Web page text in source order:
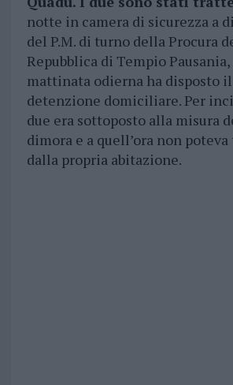
notte in camera di sicurezza a
del P.M. di turno della Procura
Repubblica di Tempio
mattinata odierna ha disposto
detenzione domiciliare. Per
due era sottoposto alla misura
dimora e a quell’ora non
dalla propria abitazione.